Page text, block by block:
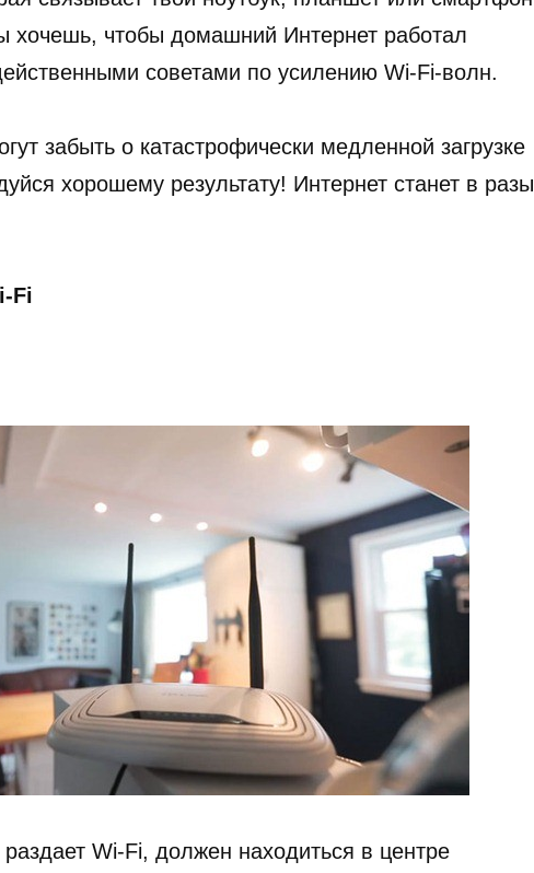
чтобы домашний Интернет работал
советами по усилению Wi-Fi-волн.
забыть о катастрофически медленной загрузке
хорошему результату! Интернет станет в разы
Fi
Wi-Fi, должен находиться в центре